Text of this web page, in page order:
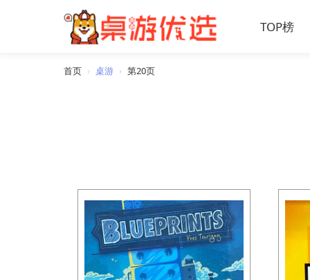
TOP榜
首页 › 桌游 › 第20页